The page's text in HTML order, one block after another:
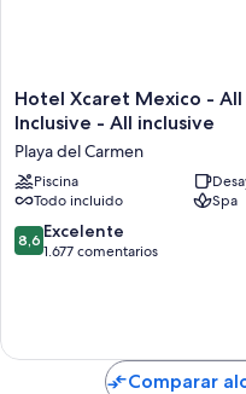
Hotel
Xcaret
-
All
Parks
/
All
inclusive
Hotel Xcaret Mexico - All
Inclusive - All inclusive
Playa del Carmen
Piscina
Todo incluido
Spa
8.6
sobre
8,6 Excelente
1.677 comentarios
Comparar